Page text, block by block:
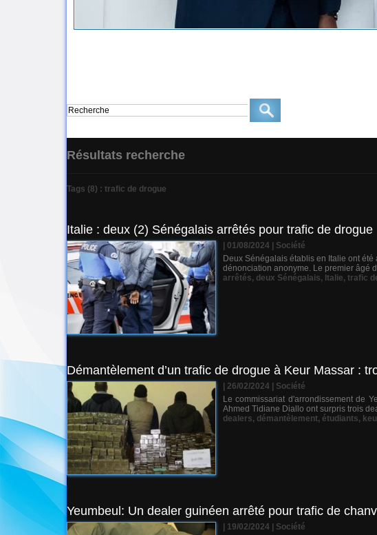
Résultats recherche
Tags (8) : trafic de drogue
Italie : deux (2) Sénégalais arrêtés pour trafic de drogue
| 01/08/2024
Société
Deux Sénégalais établis en Italie ont
dénonciation anonyme. Le premier âgé
arrêtés, deux Sénégalais, Italie, trafic
Démantèlement d’un trafic de drogue à Keur Massar :
| 26/02/2024
Société
Le commissariat d'arrondissement de
Ahmed Tidiane Diallo ont surpris trois
dealers, démantèlement, étudiants,
Yeumbeul: Un dealer guinéen arrêté pour trafic de
| 19/02/2024
Société